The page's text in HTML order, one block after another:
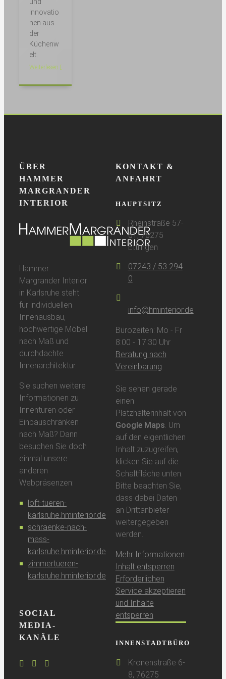
Innovatio
nen aus
der
Küchenw
elt.
Weiterlesen
ÜBER
HAMMER
MARGRANDER
INTERIOR
Hammer
Margrander Interior
in Karlsruhe steht
für individuellen
Innenausbau,
hochwertige Möbel
nach Maß und
durchdachte
Innenarchitektur.
Sie suchen weitere
Informationen zu
Innentüren oder
Einbauschränken
nach Maß? Dann
besuchen Sie doch
einmal unsere
anderen
Webpräsenzen:
loft-tueren-
karlsruhe.hminterior.de
schraenke-nach-
mass-
karlsruhe.hminterior.de
zimmertueren-
karlsruhe.hminterior.de
SOCIAL
MEDIA-
KANÄLE
KONTAKT &
ANFAHRT
HAUPTSITZ
Rheinstraße 57-
61, 76275
Ettlingen
07243 / 53 294
0
info@hminterior.de
Bürozeiten: Mo - Fr
8:00 - 17:30 Uhr
Beratung nach
Vereinbarung
Sie sehen gerade
einen
Platzhalterinhalt von
Google Maps. Um
auf den eigentlichen
Inhalt zuzugreifen,
klicken Sie auf die
Schaltfläche unten.
Bitte beachten Sie,
dass dabei Daten
an Drittanbieter
weitergegeben
werden.
Mehr Informationen
Inhalt entsperren
Erforderlichen
Service akzeptieren
und Inhalte
entsperren
INNENSTADTBÜRO
Kronenstraße 6-
8, 76275